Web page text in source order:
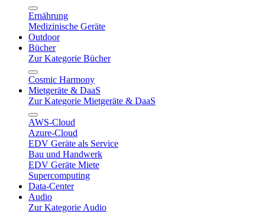
Ernährung
Medizinische Geräte
Outdoor
Bücher
Zur Kategorie Bücher
Cosmic Harmony
Mietgeräte & DaaS
Zur Kategorie Mietgeräte & DaaS
AWS-Cloud
Azure-Cloud
EDV Geräte als Service
Bau und Handwerk
EDV Geräte Miete
Supercomputing
Data-Center
Audio
Zur Kategorie Audio